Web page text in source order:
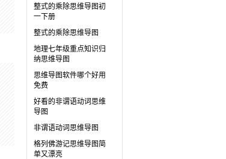
整式的乘除思维导图初
一下册
整式的乘除思维导图
地理七年级重点知识归
纳思维导图
思维导图软件哪个好用
免费
好看的非谓语动词思维
导图
非谓语动词思维导图
格列佛游记思维导图简
单又漂亮